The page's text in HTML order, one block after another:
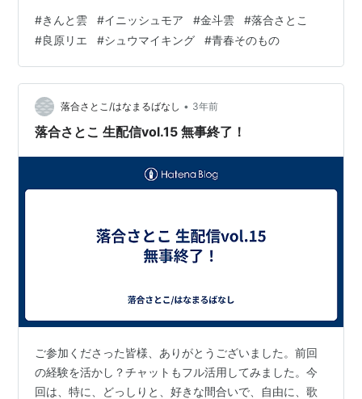
ですが、良原さんが紡ぎ出すメロディの美しさ、そして
そのサウンドへのこだわりを改めて感じました。同時に
自分が書いた歌詞の若さに苦笑いしてしまう部分も。あ
の頃は、空想妄想の恋愛モノが多かったなぁ。それにし
ても、良原さんの作るメロディは、歌うのが本当に難し
い！当時は声帯も若いので、力任せに歌っても…
#きんと雲 #イニッシュモア #金斗雲 #落合さとこ
#良原リエ #シュウマイキング #青春そのもの
落合さとこ/はなまるばなし • 3年前
落合さとこ 生配信vol.15 無事終了！
ご参加くださった皆様、ありがとうございました。前回
の経験を活かし？チャットもフル活用してみました。今
回は、特に、どっしりと、好きな間合いで、自由に、歌